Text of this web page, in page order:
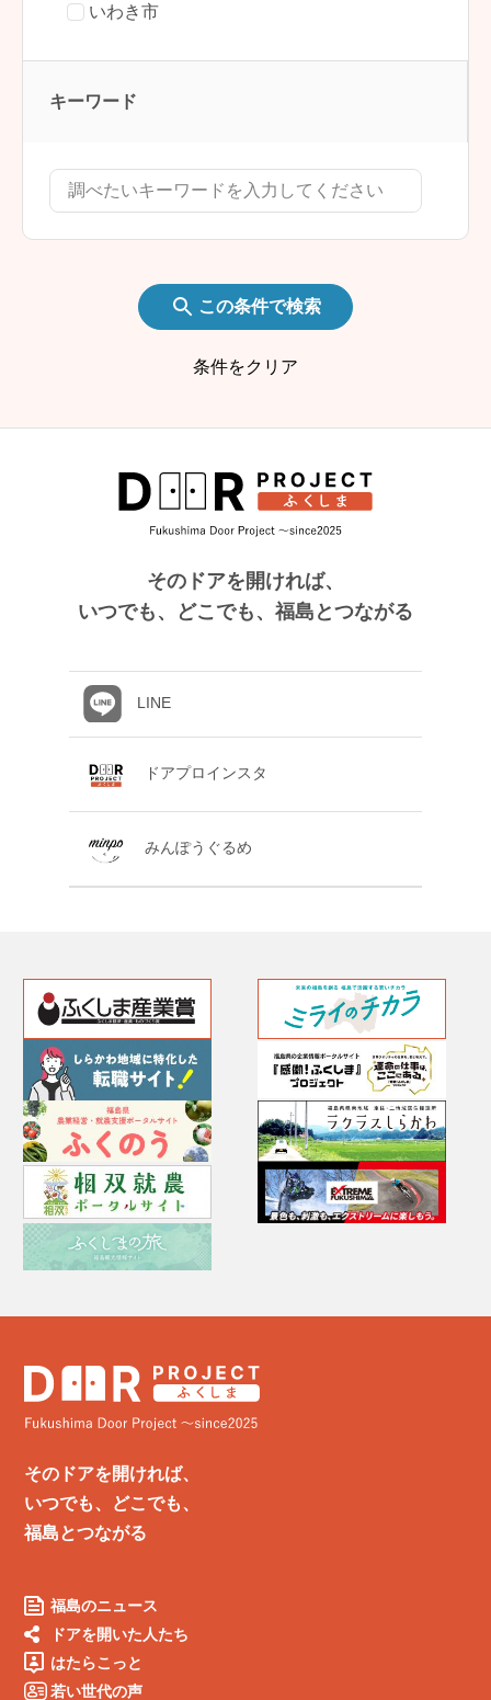
いわき市
キーワード
この条件で検索
条件をクリア
そのドアを開ければ、
いつでも、どこでも、福島とつながる
LINE
ドアプロインスタ
みんぽうぐるめ
そのドアを開ければ、
いつでも、どこでも、
福島とつながる
福島のニュース
ドアを開いた人たち
はたらこっと
若い世代の声